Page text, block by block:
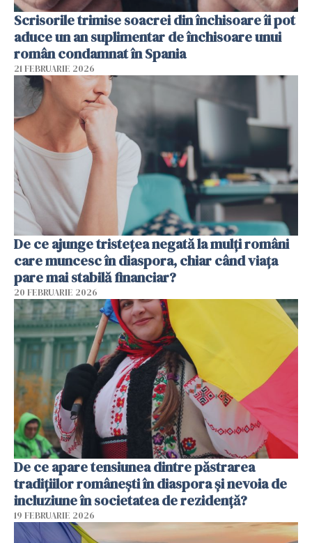
Scrisorile trimise soacrei din închisoare îi pot
aduce un an suplimentar de închisoare unui
român condamnat în Spania
21 FEBRUARIE 2026
De ce ajunge tristețea negată la mulți români
care muncesc în diaspora, chiar când viața
pare mai stabilă financiar?
20 FEBRUARIE 2026
De ce apare tensiunea dintre păstrarea
tradițiilor românești în diaspora și nevoia de
incluziune în societatea de rezidență?
19 FEBRUARIE 2026